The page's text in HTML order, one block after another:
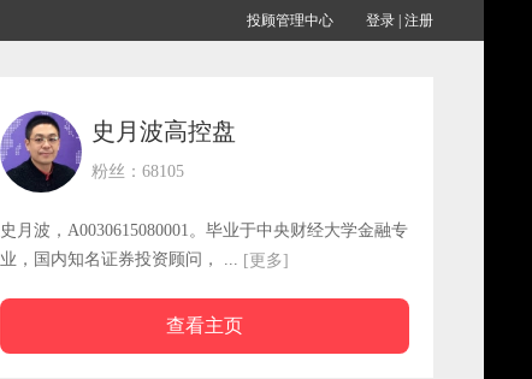
登录 注册
投顾管理中心
史月波高控盘
粉丝：68105
史月波，A0030615080001。毕业于中央财经大学金融专
业，国内知名证券投资顾问， ... [更多]
查看主页